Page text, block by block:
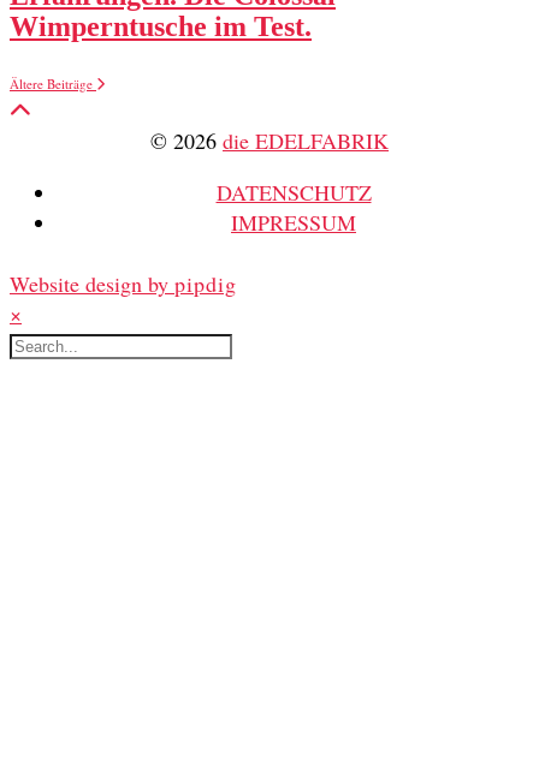
Wimperntusche im Test.
Ältere Beiträge
© 2026 die EDELFABRIK
DATENSCHUTZ
IMPRESSUM
Website design by pipdig
×